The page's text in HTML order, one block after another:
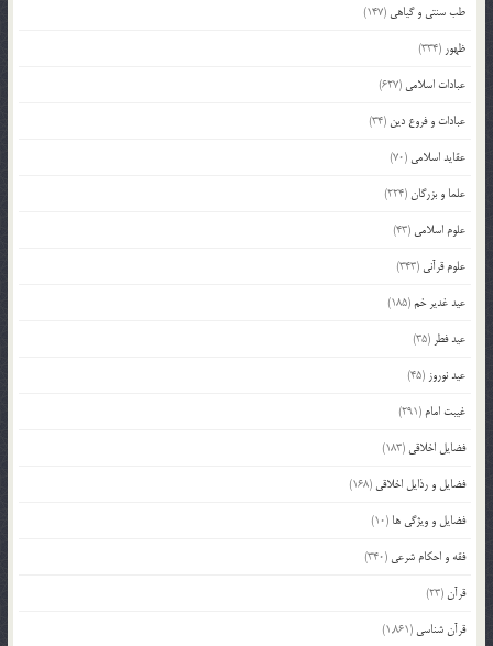
طب سنتی و گیاهی (147)
ظهور (334)
عبادات اسلامی (627)
عبادات و فروع دین (34)
عقاید اسلامی (70)
علما و بزرگان(224)
علوم اسلامی (43)
علوم قرآنی (343)
عید غدیر خم(185)
عید فطر (35)
عید نوروز (45)
غیبت امام (291)
فضایل اخلاقی (183)
فضایل و رذایل اخلاقی (168)
فضایل و ویژگی ها (10)
فقه و احکام شرعی (340)
قرآن(23)
قرآن شناسی (1,861)